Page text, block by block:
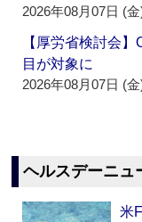
2026年08月07日 (金
【厚労省検討会
目が対象に
2026年08月07日 (金
ヘルスデーニュ
米